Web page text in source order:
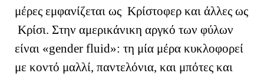
μέρες εμφανίζεται ως Κρίστοφερ και άλλες ως
Κρίσι. Στην αμερικάνικη αργκό των φύλων
είναι «gender fluid»: τη μία μέρα κυκλοφορεί
με κοντό μαλλί, παντελόνια, και μπότες και